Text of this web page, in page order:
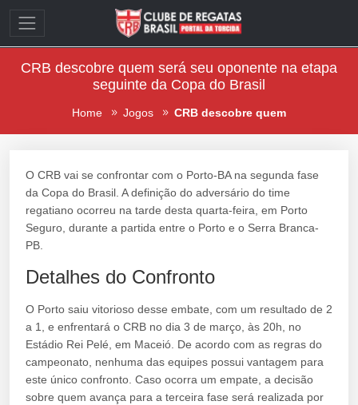
CRB descobre quem será seu oponente na etapa
seguinte da Copa do Brasil
Home Jogos CRB descobre quem
O CRB vai se confrontar com o Porto-BA na segunda fase
da Copa do Brasil. A definição do adversário do time
regatiano ocorreu na tarde desta quarta-feira, em Porto
Seguro, durante a partida entre o Porto e o Serra Branca-
PB.
Detalhes do Confronto
O Porto saiu vitorioso desse embate, com um resultado de 2
a 1, e enfrentará o CRB no dia 3 de março, às 20h, no
Estádio Rei Pelé, em Maceió. De acordo com as regras do
campeonato, nenhuma das equipes possui vantagem para
este único confronto. Caso ocorra um empate, a decisão
sobre quem avança para a terceira fase será realizada por